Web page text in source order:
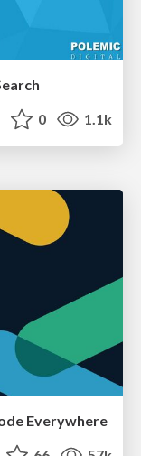
0 1.1k
Everywhere